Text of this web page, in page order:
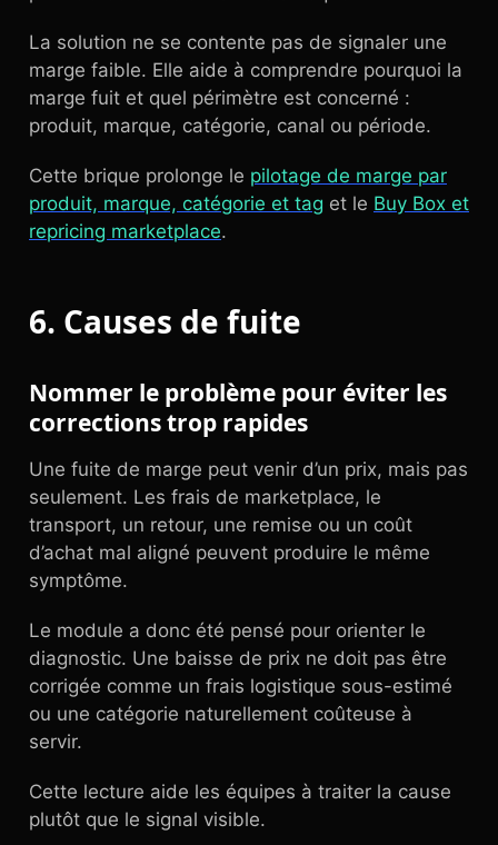
La solution ne se contente pas de signaler une
marge faible. Elle aide à comprendre pourquoi la
marge fuit et quel périmètre est concerné :
produit, marque, catégorie, canal ou période.
Cette brique prolonge le pilotage de marge par
produit, marque, catégorie et tag et le Buy Box et
repricing marketplace.
6. Causes de fuite
Nommer le problème pour éviter les
corrections trop rapides
Une fuite de marge peut venir d’un prix, mais pas
seulement. Les frais de marketplace, le
transport, un retour, une remise ou un coût
d’achat mal aligné peuvent produire le même
symptôme.
Le module a donc été pensé pour orienter le
diagnostic. Une baisse de prix ne doit pas être
corrigée comme un frais logistique sous-estimé
ou une catégorie naturellement coûteuse à
servir.
Cette lecture aide les équipes à traiter la cause
plutôt que le signal visible.